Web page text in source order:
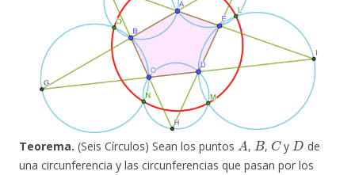
Teorema. (Seis Círculos) Sean los puntos
A
,
B
,
C
y
D
de
una circunferencia y las circunferencias que pasan por los